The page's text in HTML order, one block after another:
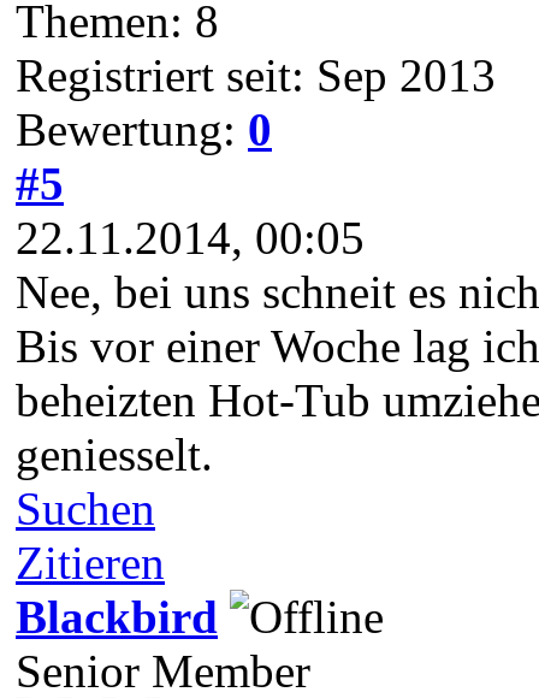
Themen: 8
Registriert seit: Sep 2013
Bewertung: 0
#5
22.11.2014, 00:05
Nee, bei uns schneit es
Bis vor einer Woche lag
beheizten Hot-Tub
geniesselt.
Suchen
Zitieren
Blackbird
Senior Member